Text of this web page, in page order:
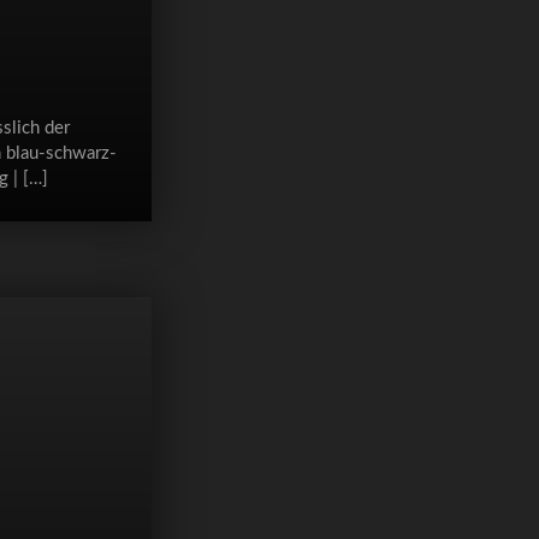
der
blau-schwarz-
| […]